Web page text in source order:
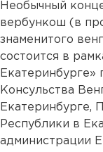
Необычный
вербункош (в
знаменитого
состоится в
Консульства
Екатеринбурге,
Республики в
администрации